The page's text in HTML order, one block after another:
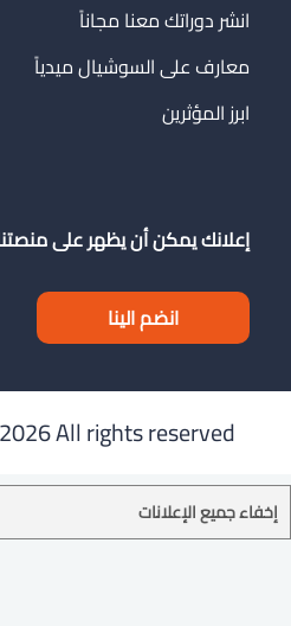
انشر دوراتك معنا مجاناً
معارف على السوشيال ميدياً
ابرز المؤثرين
إعلانك يمكن أن يظهر على منصتنا
انضم الينا
2026 All rights reserved ©
إخفاء جميع الإعلانات